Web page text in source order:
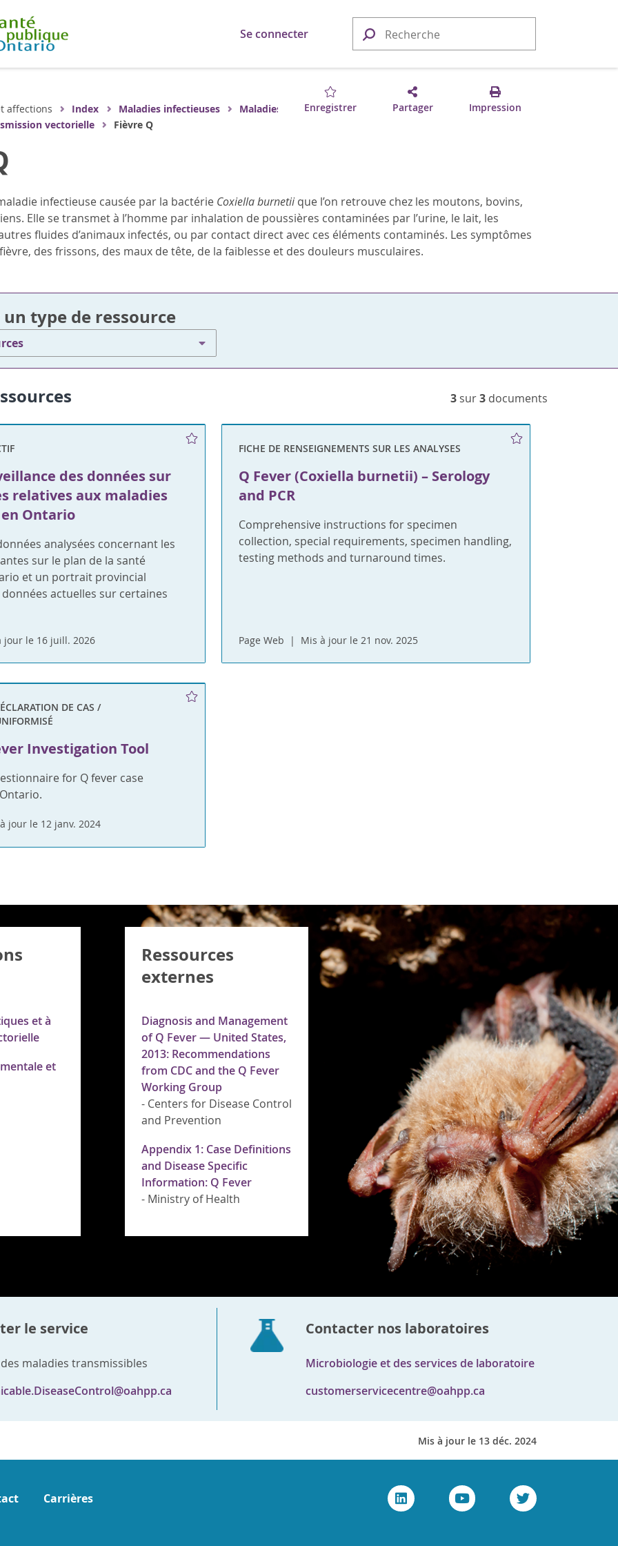
Se connecter
Enregistrer Partager Impression
affections Index Maladies infectieuses
Maladies
vectorielle
Fièvre Q
infectieuse causée par la bactérie Coxiella burnetiique l’on retrouve chez les moutons, bovins,
Elle se transmet à l’homme par inhalation de poussières contaminées par l’urine, le lait, les
fluides d’animaux infectés, ou par contact direct avec ces éléments contaminés. Les symptômes
des frissons, des maux de tête, de la faiblesse et des douleurs musculaires.
type de ressource
3sur3documents
des données sur
relatives aux maladies
Ontario
analysées concernant les
sur le plan de la santé
et un portrait provincial
actuelles sur certaines
jour le 16 juill. 2026
FICHE DE RENSEIGNEMENTS SUR LES ANALYSES
Q Fever (Coxiella burnetii) – Serology
and PCR
Comprehensive instructions for specimen
collection, special requirements, specimen handling,
testing methods and turnaround times.
Page Web Mis à jour le 21 nov. 2025
DE CAS /
Investigation Tool
for Q fever case
jour le 12 janv. 2024
et à
et
Ressources
externes
Diagnosis and Management
of Q Fever — United States,
2013: Recommendations
from CDC and the Q Fever
Working Group
-Centers for Disease Control
and Prevention
Appendix 1: Case Definitions
and Disease Specific
Information: Q Fever
-Ministry of Health
le service
maladies transmissibles
Contacter nos laboratoires
Microbiologie et des services de laboratoire
customerservicecentre@oahpp.ca
Mis à jour le 13 déc. 2024
Carrières